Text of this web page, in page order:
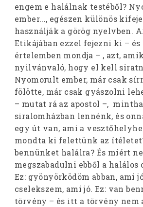
engem e halálnak testéből?
ember..., egészen különös
használják a görög nyelvben.
Etikájában ezzel fejezni ki – és
értelemben mondja – , azt,
nyilvánvaló, hogy el kell
Nyomorult ember, már csak
fölötte, már csak gyászolni
– mutat rá az apostol –,
siralomházban lennénk, és
egy út van, ami a
mondta ki felettünk az
bennünket halálra? És miért
megszabadulni ebből a halálos
Ez: gyönyörködöm abban, ami
cselekszem, ami jó. Ez: van
törvény – és itt a törvény nem